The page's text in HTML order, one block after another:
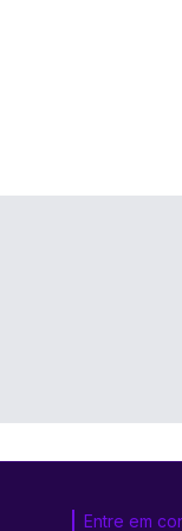
Entre em